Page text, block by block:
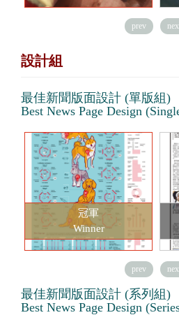
prev
設計組
最佳新聞版面設計 (單版組)
Best News Page Design
冠軍
Winner
prev
最佳新聞版面設計 (系列組)
Best News Page Design